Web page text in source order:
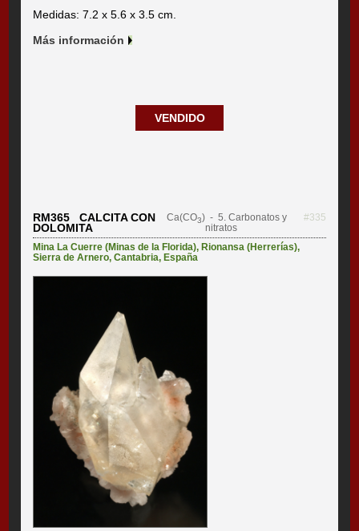
Medidas: 7.2 x 5.6 x 3.5 cm.
Más información
VENDIDO
RM365 CALCITA CON
DOLOMITA
Ca(CO3) - 5. Carbonatos y
nitratos
#335
Mina La Cuerre (Minas de la Florida), Rionansa (Herrerías),
Sierra de Arnero,Cantabria, España